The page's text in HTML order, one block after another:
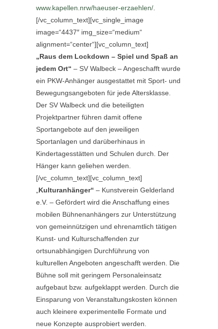
www.kapellen.nrw/haeuser-erzaehlen/
[/vc_column_text][vc_single_image
image=“4437″ img_size=“medium“
alignment=“center“][vc_column_text]
„Raus dem Lockdown – Spiel und Spaß an
jedem Ort“ – SV Walbeck – Angeschafft wurde
ein PKW-Anhänger ausgestattet mit Sport- und
Bewegungsangeboten für jede Altersklasse.
Der SV Walbeck und die beteiligten
Projektpartner führen damit offene
Sportangebote auf den jeweiligen
Sportanlagen und darüberhinaus in
Kindertagesstätten und Schulen durch. Der
Hänger kann geliehen werden.
[/vc_column_text][vc_column_text]
Kulturanhänger“ – Kunstverein Gelderland
e.V. – Gefördert wird die Anschaffung eines
mobilen Bühnenanhängers zur Unterstützung
von gemeinnützigen und ehrenamtlich tätigen
Kunst- und Kulturschaffenden zur
ortsunabhängigen Durchführung von
kulturellen Angeboten angeschafft werden. Die
Bühne soll mit geringem Personaleinsatz
aufgebaut bzw. aufgeklappt werden. Durch die
Einsparung von Veranstaltungskosten können
auch kleinere experimentelle Formate und
neue Konzepte ausprobiert werden.